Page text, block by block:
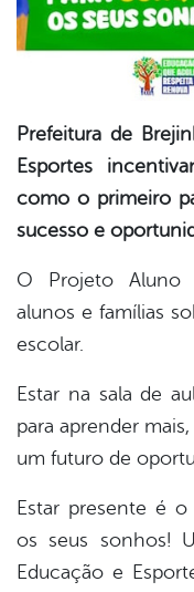
Prefeitura de
Esportes
como o primeiro
sucesso e
O Projeto Aluno
alunos e famílias
escolar.
Estar na sala de
para aprender
um futuro de
Estar presente é
os seus sonhos!
Educação e